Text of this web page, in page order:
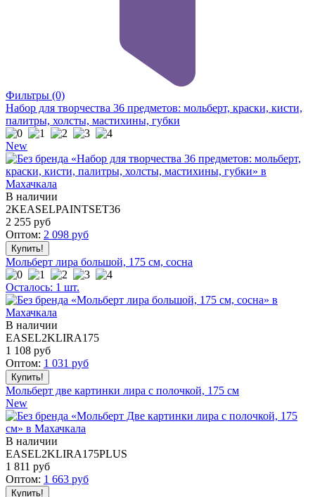
Фильтры (0)
Набор для творчества 36 предметов: мольберт, краски, кисти,
палитры, холсты, мастихины, губки
New
В наличии
2KEASELPAINTSET36
2 255 руб
Оптом: 2 098 руб
Мольберт лира большой, 175 см, сосна
Осталось: 1 шт.
В наличии
EASEL2KLIRA175
1 108 руб
Оптом: 1 031 руб
Мольберт две картинки лира с полочкой, 175 см
New
В наличии
EASEL2KLIRA175PLUS
1 811 руб
Оптом: 1 663 руб